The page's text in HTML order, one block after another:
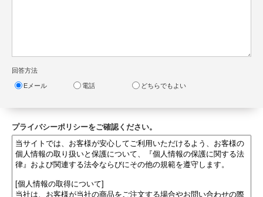
回答方法
Eメール 電話 どちらでもよい
プライバシーポリシーをご確認ください。